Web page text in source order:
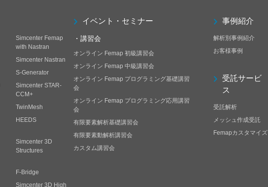
Simcenter Femap
with Nastran
Simcenter Nastran
S-Generator
Simcenter STAR-
CCM+
TwinMesh
HEEDS
Simcenter 3D
Structures
F-Bridge
Simcenter 3D High
イベント・セミナー
・講習会
オンライン Femap 初級講習会
オンライン Femap 中級講習会
オンライン Femap プログラミング基礎講習
会
オンライン Femap プログラミング応用講習
会
有限要素解析基礎講習会
有限要素動解析講習会
カスタム講習会
事例紹介
解析別事例紹介
お客様事例
受託サービ
ス
受託解析
メッシュ作成受託
Femapカスタマイズ